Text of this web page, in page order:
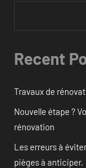
Recent
Travaux de
Nouvelle étape ?
rénovation
Les erreurs à
pièges à anticiper.